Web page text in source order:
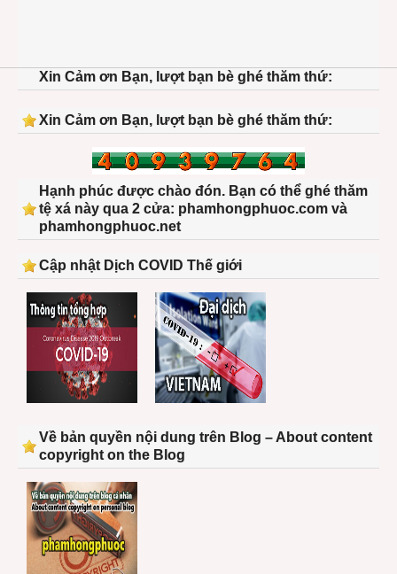
Xin Cảm ơn Bạn, lượt bạn bè ghé thăm thứ:
Xin Cảm ơn Bạn, lượt bạn bè ghé thăm thứ:
Hạnh phúc được chào đón. Bạn có thể ghé thăm
tệ xá này qua 2 cửa: phamhongphuoc.com và
phamhongphuoc.net
Cập nhật Dịch COVID Thế giới
Về bản quyền nội dung trên Blog – About content
copyright on the Blog